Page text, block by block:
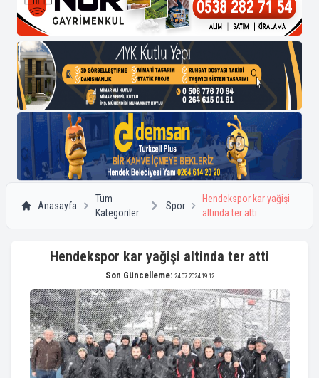
Anasayfa
Tüm
Kategoriler
Spor
Hendekspor kar yağişi
altinda ter atti
Hendekspor kar yağişi altinda ter atti
Son Güncelleme: 24.07.2024 19:12